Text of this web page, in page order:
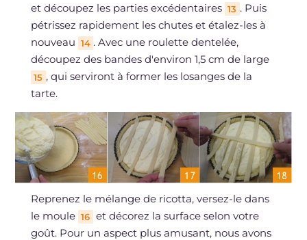
et découpez les parties excédentaires 13 . Puis
pétrissez rapidement les chutes et étalez-les à
nouveau 14 . Avec une roulette dentelée,
découpez des bandes d'environ 1,5 cm de large
15 , qui serviront à former les losanges de la
tarte.
Reprenez le mélange de ricotta, versez-le dans
le moule 16 et décorez la surface selon votre
goût. Pour un aspect plus amusant, nous avons